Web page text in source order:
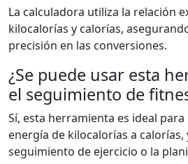
La calculadora utiliza la relación
kilocalorías y calorías,
precisión en las conversiones.
¿Se puede usar esta
el seguimiento de
Sí, esta herramienta es ideal
energía de kilocalorías a calorías,
seguimiento de ejercicio o la